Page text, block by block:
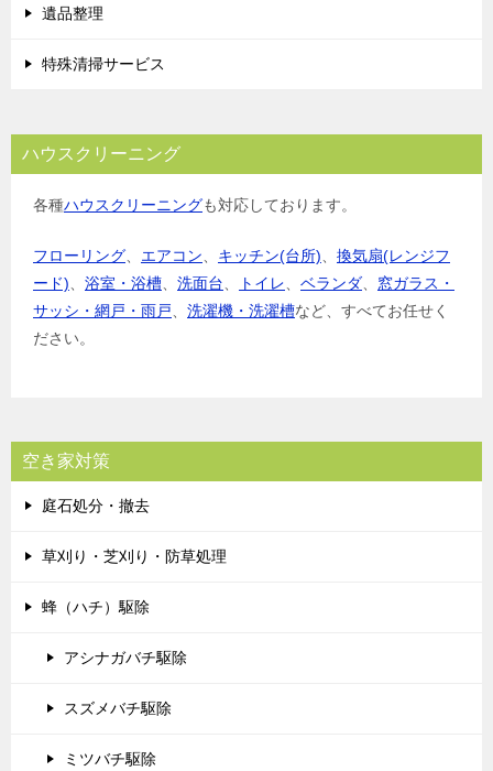
遺品整理
特殊清掃サービス
ハウスクリーニング
各種ハウスクリーニングも対応しております。
フローリング エアコン キッチン(台所)
換気扇(レンジフ
ード)
浴室・浴槽 洗面台 トイレ ベランダ
窓ガラス・
サッシ・網戸・雨戸
洗濯機・洗濯槽など、すべてお任せく
ださい。
空き家対策
庭石処分・撤去
草刈り・芝刈り・防草処理
蜂（ハチ）駆除
アシナガバチ駆除
スズメバチ駆除
ミツバチ駆除